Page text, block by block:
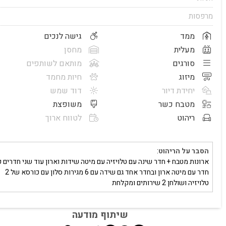
מרפסות
ממד
מעלית
סורגים
מיזוג
יחידת דיור
מטבח כשר
ריהוט
גישה לנכים
מחסן
מותאם לשותפים
חיות מחמד
דוד שמש
משופצת
לטווח ארוך
הסבר על הריהוט:
ארונות מטבח + חדר שינה עם טלויזיה עם מיטה שידות וארון עוד שני חדרים
חדר עם מיטה ארון ובחדר אחד גם שידה עם 6 מגירות סלון עם כורסא של 2
טלויזיה ושולחן 2 שירותים ומקלחת
שיתוף מודעה